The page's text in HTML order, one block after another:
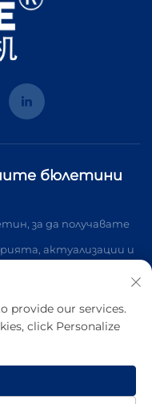
бюлетини
за да получавате
актуализации и
Абонирайте се
Tyhe Motor Co.,ltd.
provide our services.
click Personalize